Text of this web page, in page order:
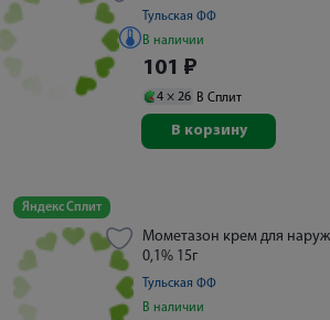
Тульская ФФ
В наличии
101 ₽
4 × 26 В Сплит
В корзину
Яндекс Сплит
Мометазон крем для
0,1% 15г
Тульская ФФ
В наличии